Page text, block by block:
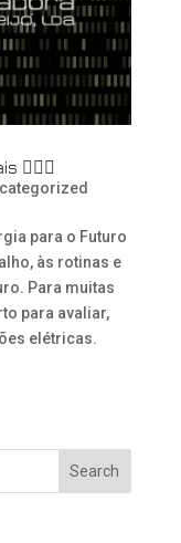
👷🏻‍♂️
para o Futuro
às rotinas e
Para muitas
para avaliar,
elétricas.